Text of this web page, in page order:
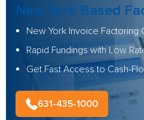
New York Based
New York Invoice Factoring
Rapid Fundings with Low
Get Fast Access to Cash-
631-435-1000